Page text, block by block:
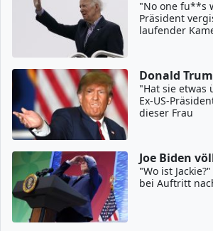
"No one fu**s
Präsident
laufender
Donald
"Hat sie etwas
Ex-US-
dieser Frau
Joe Biden
"Wo ist
bei Auftritt